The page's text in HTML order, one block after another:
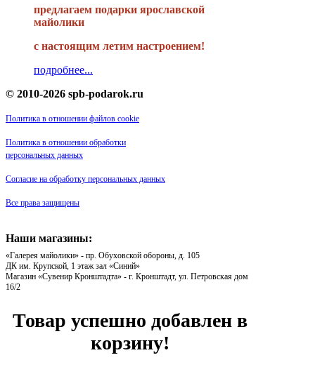
предлагаем подарки ярославской
майолики
с настоящим летим настроением!
подробнее...
© 2010-2026 spb-podarok.ru
Политика в отношении файлов cookie
Политика в отношении обработки
персональных данных
Согласие на обработку персональных данных
Все права защищены
Наши магазины:
«Галерея майолики» - пр. Обуховской обороны, д. 105
ДК им. Крупской, 1 этаж зал «Синий»
Магазин «Сувенир Кронштадта» - г. Кронштадт, ул. Петровская дом
16/2
Товар успешно добавлен в
корзину!